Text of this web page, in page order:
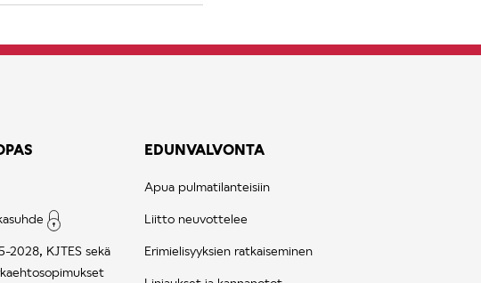
2028, KJTES sekä
EDUNVALVONTA
Apua pulmatilanteisiin
Liitto neuvottelee
Erimielisyyksien ratkaiseminen